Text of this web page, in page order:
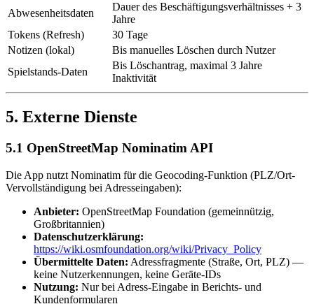
Abwesenheitsdaten
Dauer des Beschäftigungsverhältnisses + 3
Jahre
Tokens (Refresh)
30 Tage
Notizen (lokal)
Bis manuelles Löschen durch Nutzer
Spielstands-Daten
Bis Löschantrag, maximal 3 Jahre
Inaktivität
5. Externe Dienste
5.1 OpenStreetMap Nominatim API
Die App nutzt Nominatim für die Geocoding-Funktion (PLZ/Ort-
Vervollständigung bei Adresseingaben):
Anbieter: OpenStreetMap Foundation (gemeinnützig,
Großbritannien)
Datenschutzerklärung:
https://wiki.osmfoundation.org/wiki/Privacy_Policy
Übermittelte Daten: Adressfragmente (Straße, Ort, PLZ) —
keine Nutzerkennungen, keine Geräte-IDs
Nutzung: Nur bei Adress-Eingabe in Berichts- und
Kundenformularen